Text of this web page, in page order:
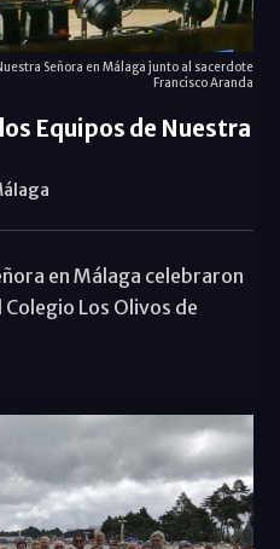
Señora en Málaga junto al sacerdote
Francisco Aranda
Equipos de Nuestra
en Málaga celebraron
Los Olivos de